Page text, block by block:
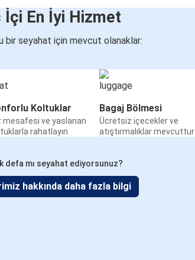
İçi En İyi Hizmet
bir seyahat için mevcut olanaklar:
Koltuklar
mesafesi ve yaslanan
rahatlayın
Bagaj Bölmesi
Ücretsiz içecekler ve
atıştırmalıklar mevcuttur
defa mı seyahat ediyorsunuz?
hakkında daha fazla bilgi